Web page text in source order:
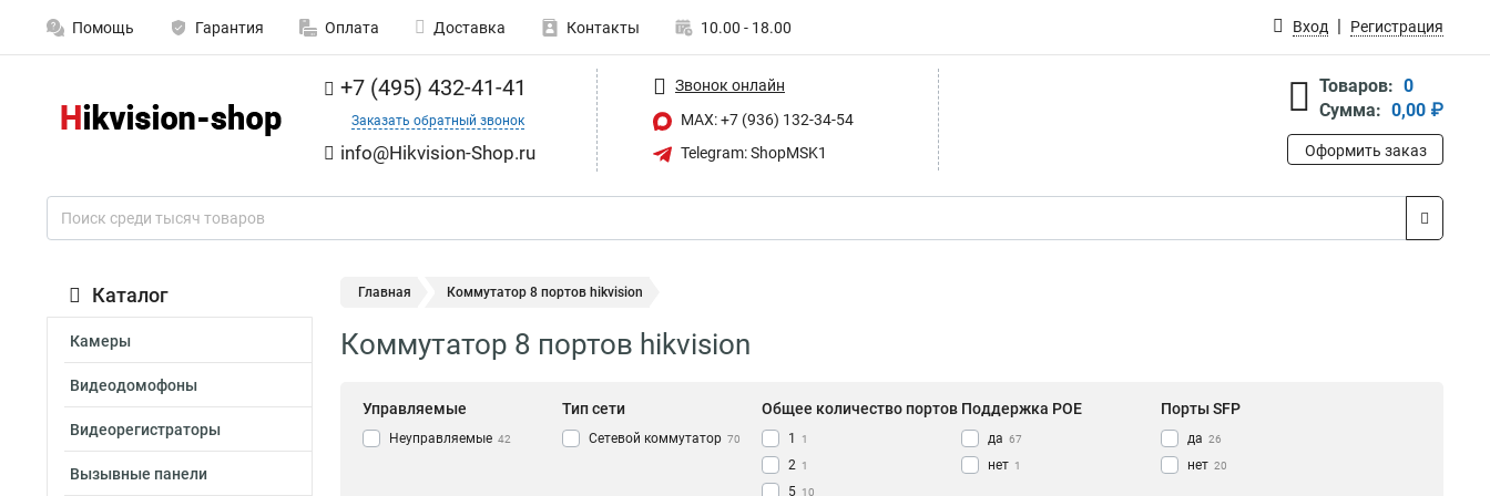
Помощь Гарантия Оплата Доставка Контакты 10.00 - 18.00 Вход Регистрация
+7 (495) 432-41-41
Заказать обратный звонок
info@Hikvision-Shop.ru
Звонок онлайн
MAX: +7 (936) 132-34-54
Telegram: ShopMSK1
Товаров: 0
Сумма: 0,00 ₽
Оформить заказ
Каталог
Камеры
Видеодомофоны
Видеорегистраторы
Вызывные панели
Главная Коммутатор 8 портов hikvision
Коммутатор 8 портов hikvision
Управляемые
Неуправляемые 42
Тип сети
Сетевой коммутатор 70
Общее количество портов
1 1
2 1
5 10
Поддержка POE
да 67
нет 1
Порты SFP
да 26
нет 20